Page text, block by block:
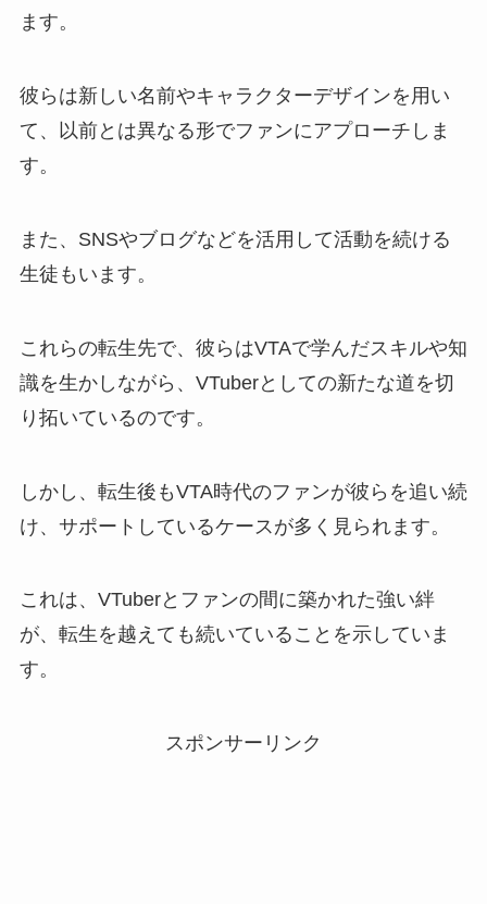
ます。
彼らは新しい名前やキャラクターデザインを用い
て、以前とは異なる形でファンにアプローチしま
す。
また、SNSやブログなどを活用して活動を続ける
生徒もいます。
これらの転生先で、彼らはVTAで学んだスキルや知
識を生かしながら、VTuberとしての新たな道を切
り拓いているのです。
しかし、転生後もVTA時代のファンが彼らを追い続
け、サポートしているケースが多く見られます。
これは、VTuberとファンの間に築かれた強い絆
が、転生を越えても続いていることを示していま
す。
スポンサーリンク